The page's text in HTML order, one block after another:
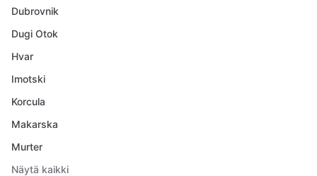
Dubrovnik
Dugi Otok
Hvar
Imotski
Korcula
Makarska
Murter
Näytä kaikki